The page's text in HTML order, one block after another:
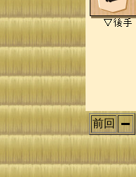
前回